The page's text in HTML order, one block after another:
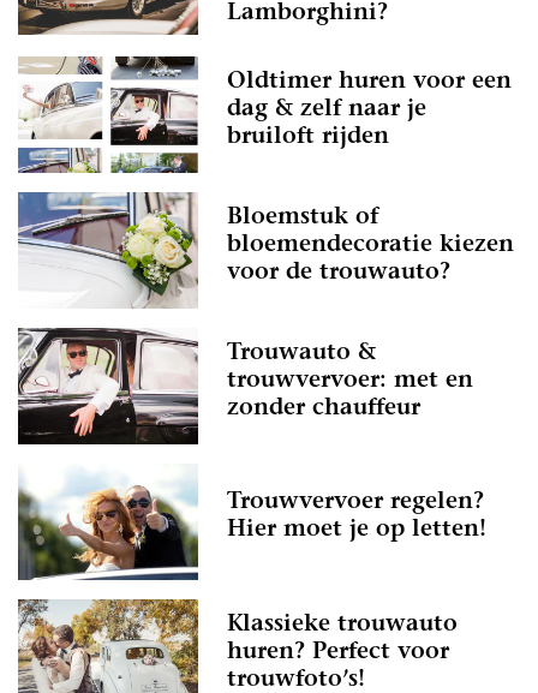
Lamborghini?
Oldtimer huren voor een
dag & zelf naar je
bruiloft rijden
Bloemstuk of
bloemendecoratie kiezen
voor de trouwauto?
Trouwauto &
trouwvervoer: met en
zonder chauffeur
Trouwvervoer regelen?
Hier moet je op letten!
Klassieke trouwauto
huren? Perfect voor
trouwfoto’s!